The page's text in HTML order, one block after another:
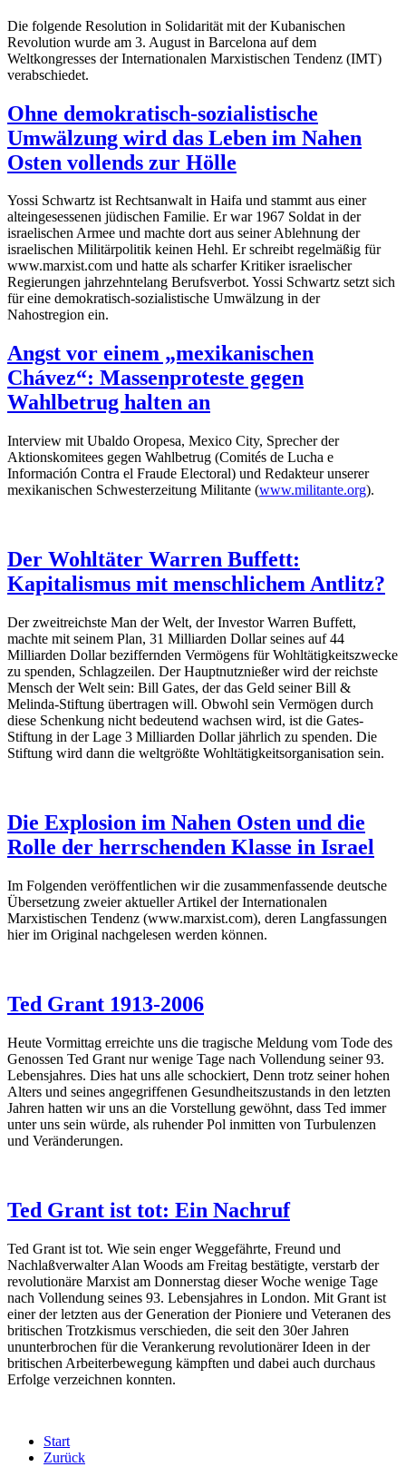
Die folgende Resolution in Solidarität mit der Kubanischen
Revolution wurde am 3. August in Barcelona auf dem
Weltkongresses der Internationalen Marxistischen Tendenz (IMT)
verabschiedet.
Ohne demokratisch-sozialistische
Umwälzung wird das Leben im Nahen
Osten vollends zur Hölle
Yossi Schwartz ist Rechtsanwalt in Haifa und stammt aus einer
alteingesessenen jüdischen Familie. Er war 1967 Soldat in der
israelischen Armee und machte dort aus seiner Ablehnung der
israelischen Militärpolitik keinen Hehl. Er schreibt regelmäßig für
www.marxist.com und hatte als scharfer Kritiker israelischer
Regierungen jahrzehntelang Berufsverbot. Yossi Schwartz setzt sich
für eine demokratisch-sozialistische Umwälzung in der
Nahostregion ein.
Angst vor einem „mexikanischen
Chávez“: Massenproteste gegen
Wahlbetrug halten an
Interview mit Ubaldo Oropesa, Mexico City, Sprecher der
Aktionskomitees gegen Wahlbetrug (Comités de Lucha e
Información Contra el Fraude Electoral) und Redakteur unserer
mexikanischen Schwesterzeitung Militante (www.militante.org).
Der Wohltäter Warren Buffett:
Kapitalismus mit menschlichem Antlitz?
Der zweitreichste Man der Welt, der Investor Warren Buffett,
machte mit seinem Plan, 31 Milliarden Dollar seines auf 44
Milliarden Dollar beziffernden Vermögens für Wohltätigkeitszwecke
zu spenden, Schlagzeilen. Der Hauptnutznießer wird der reichste
Mensch der Welt sein: Bill Gates, der das Geld seiner Bill &
Melinda-Stiftung übertragen will. Obwohl sein Vermögen durch
diese Schenkung nicht bedeutend wachsen wird, ist die Gates-
Stiftung in der Lage 3 Milliarden Dollar jährlich zu spenden. Die
Stiftung wird dann die weltgrößte Wohltätigkeitsorganisation sein.
Die Explosion im Nahen Osten und die
Rolle der herrschenden Klasse in Israel
Im Folgenden veröffentlichen wir die zusammenfassende deutsche
Übersetzung zweier aktueller Artikel der Internationalen
Marxistischen Tendenz (www.marxist.com), deren Langfassungen
hierim Original nachgelesen werden können.
Ted Grant 1913-2006
Heute Vormittag erreichte uns die tragische Meldung vom Tode des
Genossen Ted Grant nur wenige Tage nach Vollendung seiner 93.
Lebensjahres. Dies hat uns alle schockiert, Denn trotz seiner hohen
Alters und seines angegriffenen Gesundheitszustands in den letzten
Jahren hatten wir uns an die Vorstellung gewöhnt, dass Ted immer
unter uns sein würde, als ruhender Pol inmitten von Turbulenzen
und Veränderungen.
Ted Grant ist tot: Ein Nachruf
Ted Grant ist tot. Wie sein enger Weggefährte, Freund und
Nachlaßverwalter Alan Woods am Freitag bestätigte, verstarb der
revolutionäre Marxist am Donnerstag dieser Woche wenige Tage
nach Vollendung seines 93. Lebensjahres in London. Mit Grant ist
einer der letzten aus der Generation der Pioniere und Veteranen des
britischen Trotzkismus verschieden, die seit den 30er Jahren
ununterbrochen für die Verankerung revolutionärer Ideen in der
britischen Arbeiterbewegung kämpften und dabei auch durchaus
Erfolge verzeichnen konnten.
Start
Zurück